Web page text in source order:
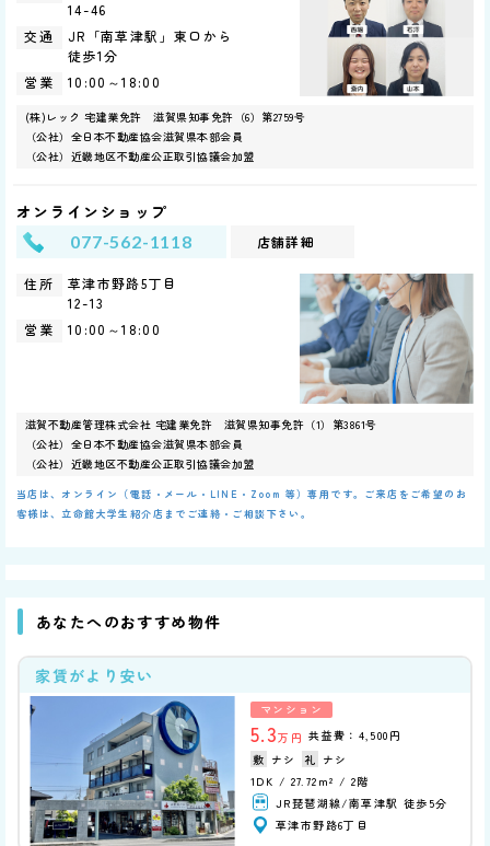
14-46
交通
JR「南草津駅」東口から
徒歩1分
営業
10:00～18:00
(株)レック 宅建業免許 滋賀県知事免許（6）第2759号
（公社）全日本不動産協会滋賀県本部会員
（公社）近畿地区不動産公正取引協議会加盟
オンラインショップ
077-562-1118 店舗詳細
住所
草津市野路5丁目
12-13
営業
10:00～18:00
滋賀不動産管理株式会社 宅建業免許 滋賀県知事免許（1）第3861号
（公社）全日本不動産協会滋賀県本部会員
（公社）近畿地区不動産公正取引協議会加盟
当店は、オンライン（電話・メール・LINE・Zoom 等）専用です。ご来店をご希望のお
客様は、立命館大学生紹介店までご連絡・ご相談下さい。
あなたへのおすすめ物件
家賃がより安い
マンション
5.3万円 共益費：4,500円
ナシ
ナシ
1DK
27.72m²
2階
JR琵琶湖線/南草津駅 徒歩5分
草津市野路6丁目